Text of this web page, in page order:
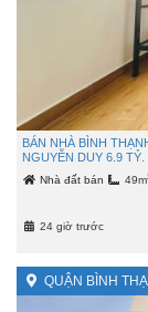
BÁN NHÀ BÌNH
NGUYỄN DUY 6.9 TỶ.
Nhà đất bán 49m
24 giờ trước
QUẬN BÌNH